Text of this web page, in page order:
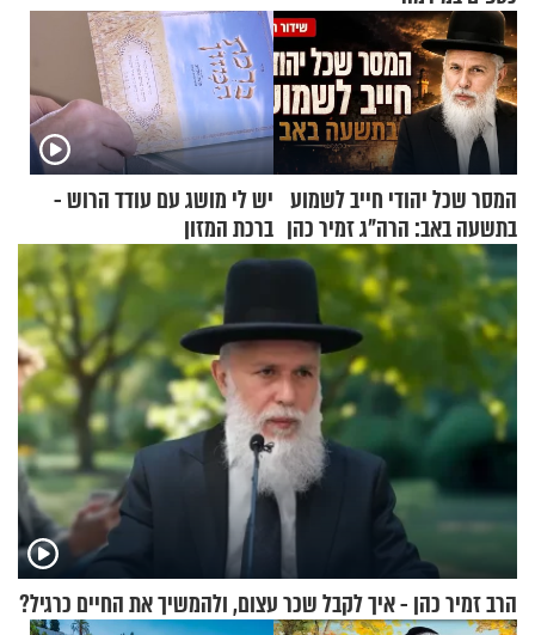
המסר שכל יהודי חייב לשמוע
בתשעה באב: הרה"ג זמיר כהן
בשיעור מיוחד
יש לי מושג עם עודד הרוש -
ברכת המזון
הרב זמיר כהן - איך לקבל שכר עצום, ולהמשיך את החיים כרגיל?